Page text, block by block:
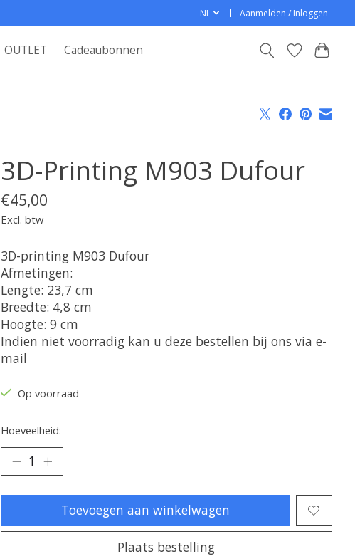
NL Aanmelden / Inloggen
OUTLET Cadeaubonnen
3D-Printing M903 Dufour
€45,00
Excl. btw
3D-printing M903 Dufour
Afmetingen:
Lengte: 23,7 cm
Breedte: 4,8 cm
Hoogte: 9 cm
Indien niet voorradig kan u deze bestellen bij ons via e-
mail
Op voorraad
Hoeveelheid:
Toevoegen aan winkelwagen
Plaats bestelling